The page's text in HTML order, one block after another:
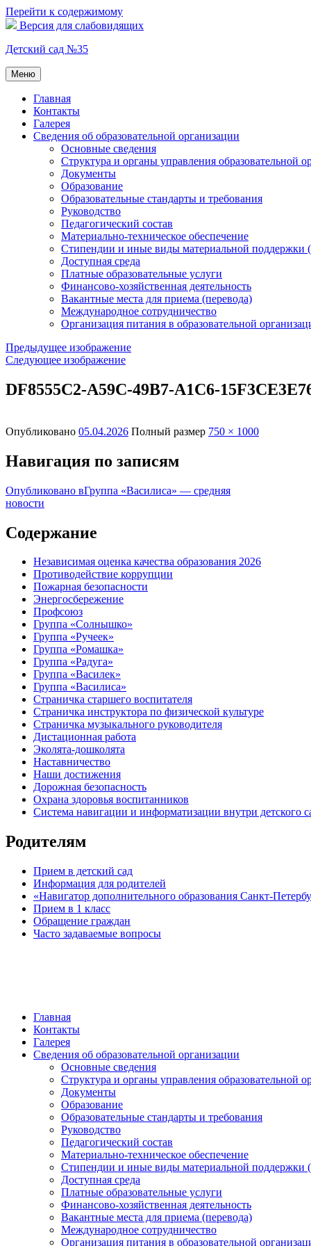
Перейти к содержимому
Версия для слабовидящих
Детский сад №35
Меню
Главная
Контакты
Галерея
Сведения об образовательной организации
Основные сведения
Структура и органы управления образовательной
Документы
Образование
Образовательные стандарты и требования
Руководство
Педагогический состав
Материально-техническое обеспечение
Стипендии и иные виды материальной
Доступная среда
Платные образовательные услуги
Финансово-хозяйственная деятельность
Вакантные места для приема (перевода)
Международное сотрудничество
Организация питания в образовательной
Предыдущее изображение
Следующее изображение
DF8555C2-A59C-49B7-A1C6-
Опубликовано 05.04.2026 Полный размер 750 × 1000
Навигация по записям
Опубликовано вГруппа «Василиса» — средняя
новости
Содержание
Независимая оценка качества образования 2026
Противодействие коррупции
Пожарная безопасности
Энергосбережение
Профсоюз
Группа «Солнышко»
Группа «Ручеек»
Группа «Ромашка»
Группа «Радуга»
Группа «Василек»
Группа «Василиса»
Страничка старшего воспитателя
Страничка инструктора по физической культуре
Страничка музыкального руководителя
Дистационная работа
Эколята-дошколята
Наставничество
Наши достижения
Дорожная безопасность
Охрана здоровья воспитанников
Система навигации и информатизации внутри детского
Родителям
Прием в детский сад
Информация для родителей
«Навигатор дополнительного образования Санкт-
Прием в 1 класс
Обращение граждан
Часто задаваемые вопросы
Главная
Контакты
Галерея
Сведения об образовательной организации
Основные сведения
Структура и органы управления образовательной
Документы
Образование
Образовательные стандарты и требования
Руководство
Педагогический состав
Материально-техническое обеспечение
Стипендии и иные виды материальной
Доступная среда
Платные образовательные услуги
Финансово-хозяйственная деятельность
Вакантные места для приема (перевода)
Международное сотрудничество
Организация питания в образовательной